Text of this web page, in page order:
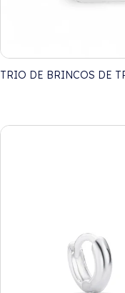
TRIO DE BRINCOS DE